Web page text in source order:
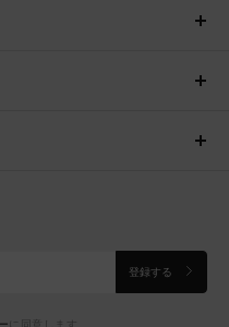
登録する
に同意します。